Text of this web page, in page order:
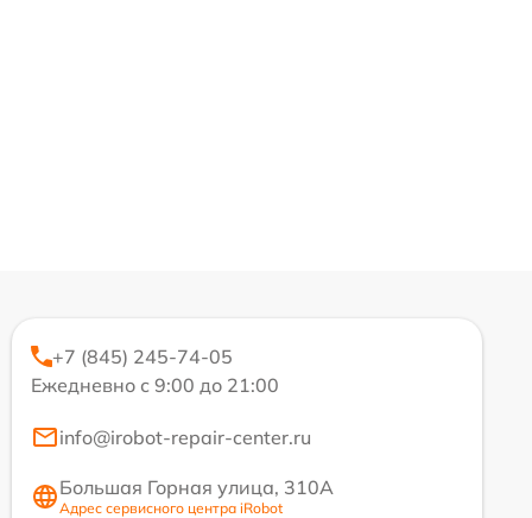
+7 (845) 245-74-05
Ежедневно с 9:00 до 21:00
info@irobot-repair-center.ru
Большая Горная улица, 310А
Адрес сервисного центра iRobot